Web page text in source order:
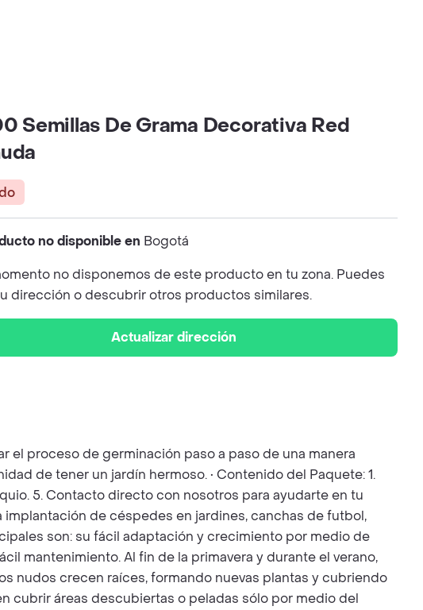
Semillas De Grama Decorativa Red
no disponible en Bogotá
no disponemos de este producto en tu zona. Puedes
dirección o descubrir otros productos similares.
Actualizar dirección
el proceso de germinación paso a paso de una manera
de tener un jardín hermoso. • Contenido del Paquete: 1.
5. Contacto directo con nosotros para ayudarte en tu
implantación de céspedes en jardines, canchas de futbol,
son: su fácil adaptación y crecimiento por medio de
mantenimiento. Al fin de la primavera y durante el verano,
nudos crecen raíces, formando nuevas plantas y cubriendo
cubrir áreas descubiertas o peladas sólo por medio del